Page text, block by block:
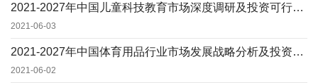
2021-2027年中国儿童科技教育市场深度调研及投资可行性预测咨询报告
2021-06-03
2021-2027年中国体育用品行业市场发展战略分析及投资前景专项预测报告
2021-06-02